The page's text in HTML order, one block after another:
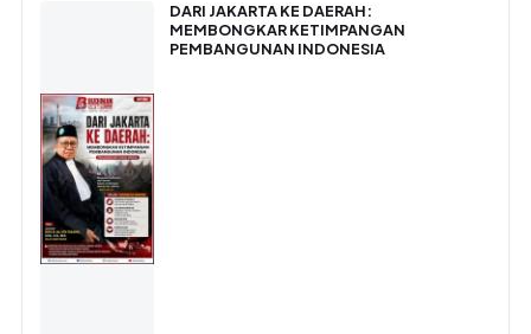
DARI JAKARTA KE DAERAH:
MEMBONGKAR KETIMPANGAN
PEMBANGUNAN INDONESIA